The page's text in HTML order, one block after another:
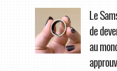
Le
de
au